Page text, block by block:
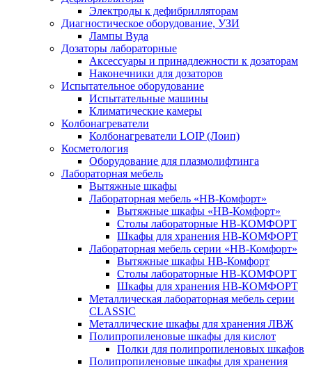
Электроды к дефибрилляторам
Диагностическое оборудование, УЗИ
Лампы Вуда
Дозаторы лабораторные
Аксессуары и принадлежности к дозаторам
Наконечники для дозаторов
Испытательное оборудование
Испытательные машины
Климатические камеры
Колбонагреватели
Колбонагреватели LOIP (Лоип)
Косметология
Оборудование для плазмолифтинга
Лабораторная мебель
Вытяжные шкафы
Лабораторная мебель «НВ-Комфорт»
Вытяжные шкафы «НВ-Комфорт»
Столы лабораторные НВ-КОМФОРТ
Шкафы для хранения НВ-КОМФОРТ
Лабораторная мебель серии «НВ-Комфорт»
Вытяжные шкафы НВ-Комфорт
Столы лабораторные НВ-КОМФОРТ
Шкафы для хранения НВ-КОМФОРТ
Металлическая лабораторная мебель серии
CLASSIC
Металлические шкафы для хранения ЛВЖ
Полипропиленовые шкафы для кислот
Полки для полипропиленовых шкафов
Полипропиленовые шкафы для хранения